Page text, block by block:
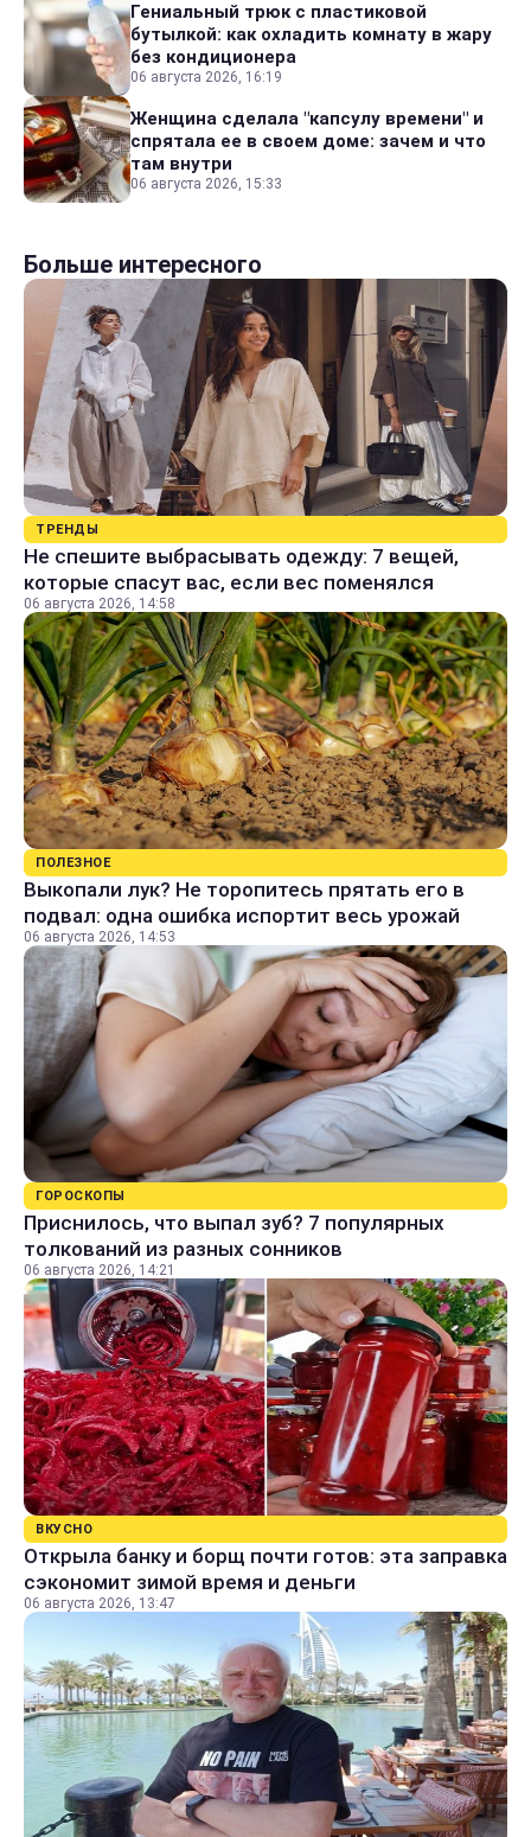
Гениальный трюк с пластиковой
бутылкой: как охладить комнату в жару
без кондиционера
06 августа 2026, 16:19
Женщина сделала "капсулу времени" и
спрятала ее в своем доме: зачем и что
там внутри
06 августа 2026, 15:33
Больше интересного
ТРЕНДЫ
Не спешите выбрасывать одежду: 7 вещей,
которые спасут вас, если вес поменялся
06 августа 2026, 14:58
ПОЛЕЗНОЕ
Выкопали лук? Не торопитесь прятать его в
подвал: одна ошибка испортит весь урожай
06 августа 2026, 14:53
ГОРОСКОПЫ
Приснилось, что выпал зуб? 7 популярных
толкований из разных сонников
06 августа 2026, 14:21
ВКУСНО
Открыла банку и борщ почти готов: эта заправка
сэкономит зимой время и деньги
06 августа 2026, 13:47